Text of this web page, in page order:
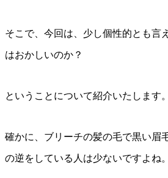
そこで、今回は、少し個性的とも言
はおかしいのか？
ということについて紹介いたします。
確かに、ブリーチの髪の毛で黒い眉
の逆をしている人は少ないですよね。